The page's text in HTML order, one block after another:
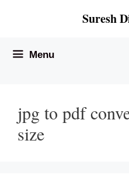
Suresh
Menu
jpg to pdf
size